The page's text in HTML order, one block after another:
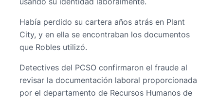
Había perdido su cartera años atrás en Plant
City, y en ella se encontraban los documentos
que Robles utilizó.
Detectives del PCSO confirmaron el fraude al
revisar la documentación laboral proporcionada
por el departamento de Recursos Humanos de